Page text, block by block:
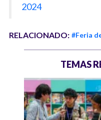
2024
RELACIONADO: #Feria
TEMAS